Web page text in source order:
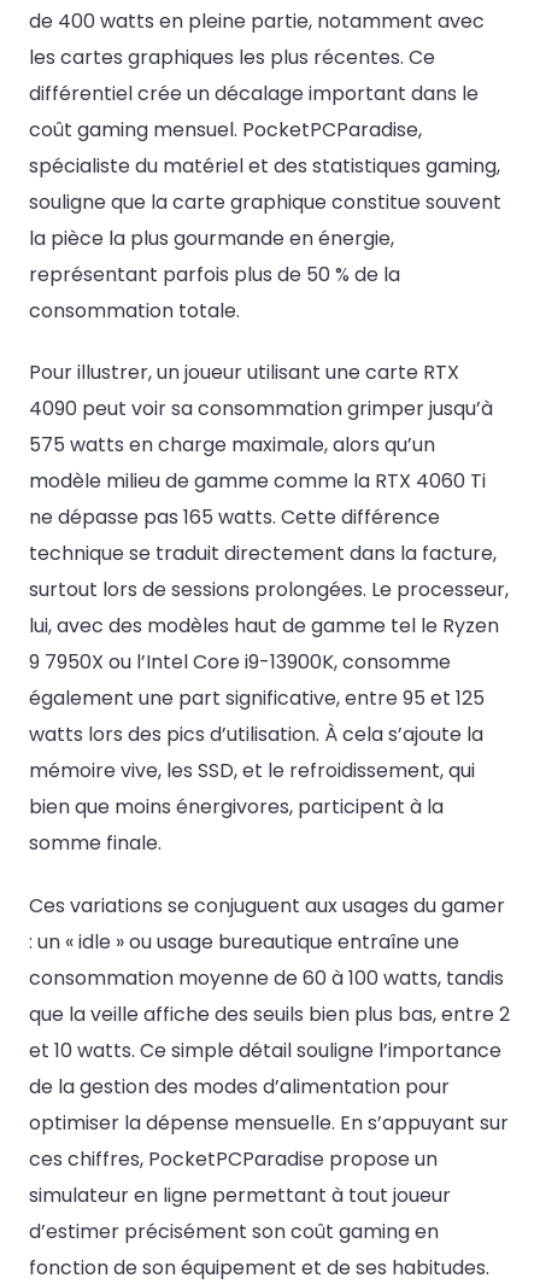
de 400 watts en pleine partie, notamment avec
les cartes graphiques les plus récentes. Ce
différentiel crée un décalage important dans le
coût gaming mensuel. PocketPCParadise,
spécialiste du matériel et des statistiques gaming,
souligne que la carte graphique constitue souvent
la pièce la plus gourmande en énergie,
représentant parfois plus de 50 % de la
consommation totale.
Pour illustrer, un joueur utilisant une carte RTX
4090 peut voir sa consommation grimper jusqu’à
575 watts en charge maximale, alors qu’un
modèle milieu de gamme comme la RTX 4060 Ti
ne dépasse pas 165 watts. Cette différence
technique se traduit directement dans la facture,
surtout lors de sessions prolongées. Le processeur,
lui, avec des modèles haut de gamme tel le Ryzen
9 7950X ou l’Intel Core i9-13900K, consomme
également une part significative, entre 95 et 125
watts lors des pics d’utilisation. À cela s’ajoute la
mémoire vive, les SSD, et le refroidissement, qui
bien que moins énergivores, participent à la
somme finale.
Ces variations se conjuguent aux usages du gamer
: un « idle » ou usage bureautique entraîne une
consommation moyenne de 60 à 100 watts, tandis
que la veille affiche des seuils bien plus bas, entre 2
et 10 watts. Ce simple détail souligne l’importance
de la gestion des modes d’alimentation pour
optimiser la dépense mensuelle. En s’appuyant sur
ces chiffres, PocketPCParadise propose un
simulateur en ligne permettant à tout joueur
d’estimer précisément son coût gaming en
fonction de son équipement et de ses habitudes.